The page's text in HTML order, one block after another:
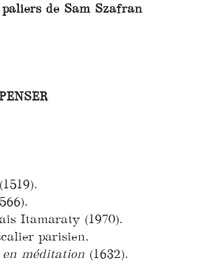
de Sam Szafran
Itamaraty (1970).
parisien.
en méditation (1632).